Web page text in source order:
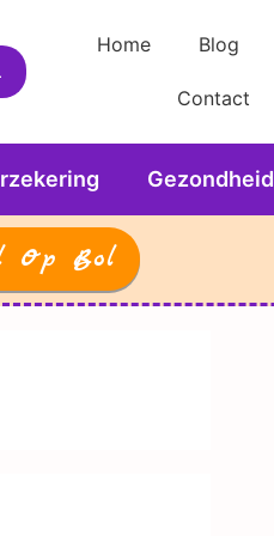
Home Blog
Contact
Gezondheid
Op Bol